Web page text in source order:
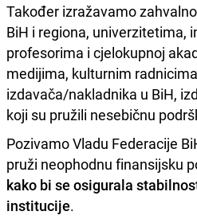
Također izražavamo
BiH i regiona, univerzitetima,
profesorima i cjelokupnoj
medijima, kulturnim
izdavača/nakladnika u BiH,
koji su pružili nesebičnu
Pozivamo Vladu Federacije
pruži neophodnu finansijsku
kako bi se osigurala
institucije.